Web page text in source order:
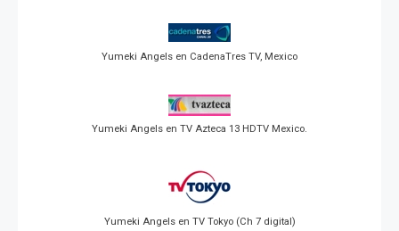
Yumeki Angels en CadenaTres TV, Mexico
Yumeki Angels en TV Azteca 13 HDTV Mexico.
Yumeki Angels en TV Tokyo (Ch 7 digital)